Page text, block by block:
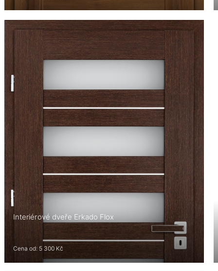
Interiérové dveře Erkado Flox
Cena od: 5 300 Kč